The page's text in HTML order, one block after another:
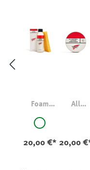
Foam
Cleaner
Farbeoriginal
20,00 €*
All
er
20,00